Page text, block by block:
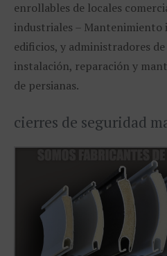
enrollables de locales
industriales – Mantenimiento
edificios, y administradores
instalación, reparación y
de persianas.
cierres de seguridad